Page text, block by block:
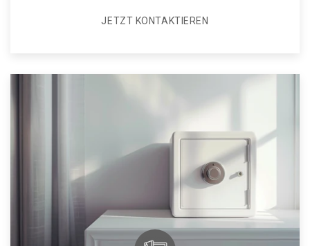
JETZT KONTAKTIEREN